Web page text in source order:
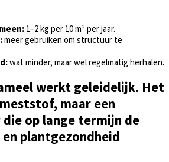
1–2 kg per 10 m² per jaar.
meer gebruiken om structuur te
wat minder, maar wel regelmatig herhalen.
werkt geleidelijk. Het
maar een
op lange termijn de
plantgezondheid